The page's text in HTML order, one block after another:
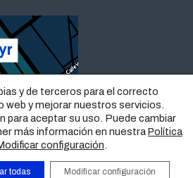
y de terceros para el correcto
web y mejorar nuestros servicios.
para aceptar su uso. Puede cambiar
más información en nuestra Política
configuración
todas Modificar configuración